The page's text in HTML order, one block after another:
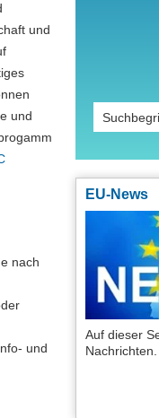
und
und
nach
und
EU-News
Auf dieser
Nachrichten.